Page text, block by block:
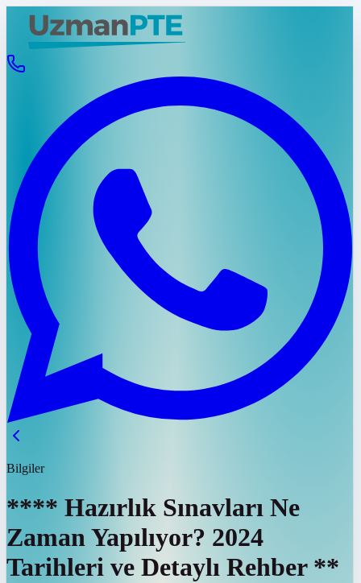
Bilgiler
**** Hazırlık Sınavları Ne
Zaman Yapılıyor? 2024
Tarihleri ve Detaylı Rehber **